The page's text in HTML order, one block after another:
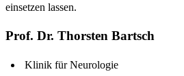
einsetzen lassen.
Prof. Dr. Thorsten Bartsch
Klinik für Neurologie